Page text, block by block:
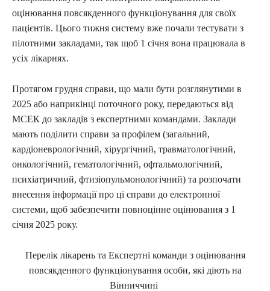
оцінювання повсякденного функціонування для своїх
пацієнтів. Цього тижня систему вже почали тестувати з
пілотними закладами, так щоб 1 січня вона працювала в
усіх лікарнях.
Протягом грудня справи, що мали бути розглянутими в
2025 або наприкінці поточного року, передаються від
МСЕК до закладів з експертними командами. Заклади
мають поділити справи за профілем (загальний,
кардіоневрологічний, хірургічний, травматологічний,
онкологічний, гематологічний, офтальмологічний,
психіатричний, фтизіопульмонологічний) та розпочати
внесення інформації про ці справи до електронної
системи, щоб забезпечити повноцінне оцінювання з 1
січня 2025 року​​.
Перелік лікарень та Експертні команди з оцінювання
повсякденного функціонування особи, які діють на
Вінниччині